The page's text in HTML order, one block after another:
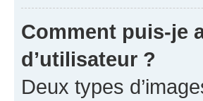
Comment puis-je
d’utilisateur ?
Deux types